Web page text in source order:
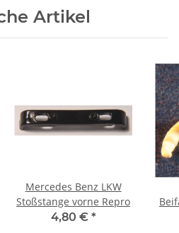
Artikel
Mercedes Benz LKW
Stoßstange vorne Repro
4,80 € *